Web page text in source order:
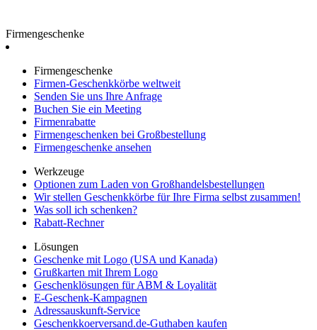
Firmengeschenke
Firmengeschenke
Firmen-Geschenkkörbe weltweit
Senden Sie uns Ihre Anfrage
Buchen Sie ein Meeting
Firmenrabatte
Firmengeschenken bei Großbestellung
Firmengeschenke ansehen
Werkzeuge
Optionen zum Laden von Großhandelsbestellungen
Wir stellen Geschenkkörbe für Ihre Firma selbst zusammen!
Was soll ich schenken?
Rabatt-Rechner
Lösungen
Geschenke mit Logo (USA und Kanada)
Grußkarten mit Ihrem Logo
Geschenklösungen für ABM & Loyalität
E-Geschenk-Kampagnen
Adressauskunft-Service
Geschenkkoerversand.de-Guthaben kaufen